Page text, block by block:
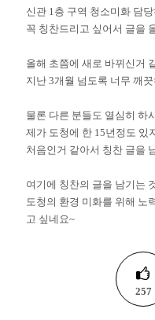
신관 1층 구역 청소미화 담
꼭 칭찬드리고 싶어서 글을
올해 초쯤에 새로 바뀌신거
지난 3개월 넘도록 너무 깨
물론 다른 분들도 열심히 하
제가 도청에 한 15년정도 있
처음인거 같아서 칭찬 글을
여기에 칭찬의 글을 남기는
도청의 환경 미화를 위해 노
고 싶네요~
257